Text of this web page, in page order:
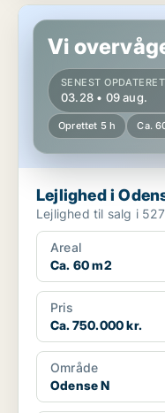
Lejlighed i Odense N
Vi
SENEST OPDATERET
03.28 • 09 aug.
Oprettet 5 h Ca.
Lejlighed i
Areal
Ca. 60 m2
Pris
Ca. 750.000 kr.
Område
Odense N